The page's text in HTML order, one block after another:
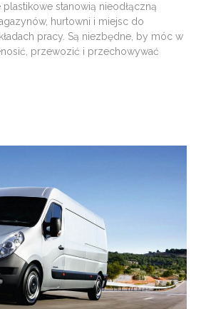
plastikowe stanowią nieodłączną
hurtowni i miejsc do
pracy. Są niezbędne, by móc w
przewozić i przechowywać